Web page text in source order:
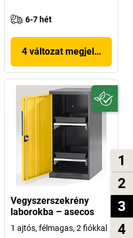
1
2
3
4
6-7 hét
4 változat megjelenítése
Vegyszerszekrény
laborokba – asecos
1 ajtós, félmagas, 2 fiókkal